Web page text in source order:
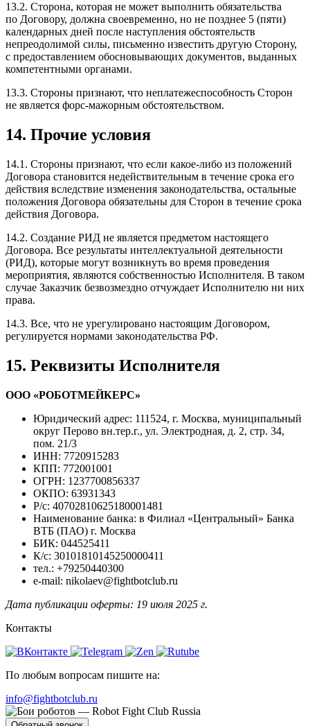
13.2. Сторона, которая не может выполнить обязательства
по Договору, должна своевременно, но не позднее 5 (пяти)
календарных дней после наступления обстоятельств
непреодолимой силы, письменно известить другую Сторону,
с предоставлением обосновывающих документов, выданных
компетентными органами.
13.3. Стороны признают, что неплатежеспособность Сторон
не является форс-​мажорным обстоятельством.
14. Прочие условия
14.1. Стороны признают, что если какое-​либо из положений
Договора становится недействительным в течение срока его
действия вследствие изменения законодательства, остальные
положения Договора обязательны для Сторон в течение срока
действия Договора.
14.2. Создание РИД не является предметом настоящего
Договора. Все результаты интеллектуальной деятельности
(РИД), которые могут возникнуть во время проведения
мероприятия, являются собственностью Исполнителя. В таком
случае Заказчик безвозмездно отчуждает Исполнителю ни них
права.
14.3. Все, что не урегулировано настоящим Договором,
регулируется нормами законодательства РФ.
15. Реквизиты Исполнителя
ООО «РОБОТМЕЙКЕРС»
Юридический адрес: 111524, г. Москва, муниципальный
округ Перово вн.тер.г., ул. Электродная, д. 2, стр. 34,
пом. 21/​3
ИНН: 7720915283
КПП: 772001001
ОГРН: 1237700856337
ОКПО: 63931343
Р/​с: 40702810625180001481
Наименование банка: в Филиал «Центральный» Банка
ВТБ (ПАО) г. Москва
БИК: 044525411
К/​с: 30101810145250000411
тел.: +79250440300
e‑mail: nikolaev@fightbotclub.ru
Дата публикации оферты: 19 июля 2025 г.
Контакты
По любым вопросам пишите на:
info@fightbotclub.ru